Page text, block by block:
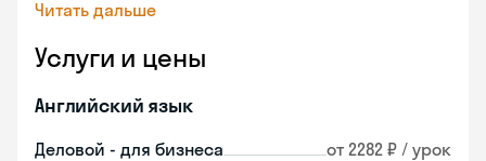
Читать дальше
Услуги и цены
Английский язык
Деловой - для бизнеса от 2282 ₽ / урок